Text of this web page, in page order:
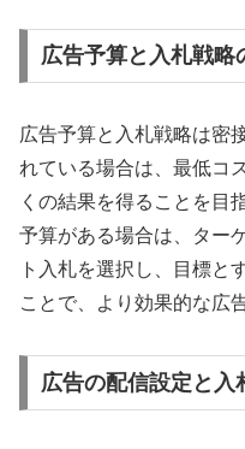
広告予算と入札戦略
広告予算と入札戦略は密
れている場合は、最低コ
くの結果を得ることを目
予算がある場合は、ター
ト入札を選択し、目標と
ことで、より効果的な広
広告の配信設定と入